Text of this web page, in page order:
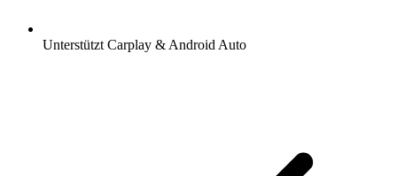
Unterstützt Carplay & Android Auto